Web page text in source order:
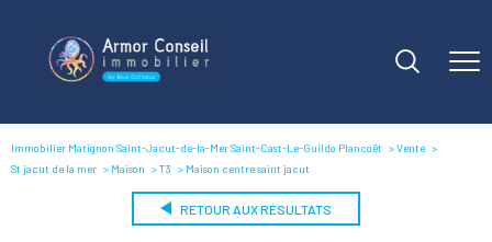
Immobilier Matignon Saint-Jacut-de-la-Mer Saint-Cast-Le-Guildo Plancoët
Vente
St jacut de la mer
Maison T3 Maison centre saint jacut
RETOUR AUX RÉSULTATS